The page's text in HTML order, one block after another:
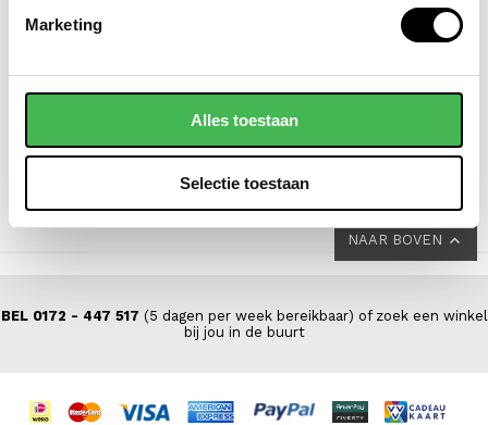
Marketing
Alles toestaan
Selectie toestaan
grote schoudertas /
saffiano nora
laptoptas / aktetas /
floater field leer
VAN 199,00
NAAR BOVEN
BEL 0172 - 447 517 (5 dagen per week bereikbaar) of zoek een winkel
bij jou in de buurt